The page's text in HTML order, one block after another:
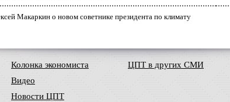
Макаркин о новом советнике президента по климату
Колонка экономиста
Видео
Новости ЦПТ
ЦПТ в других СМИ